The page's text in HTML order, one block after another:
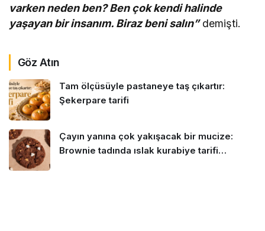
varken neden ben? Ben çok kendi halinde
yaşayan bir insanım. Biraz beni salın”demişti.
Göz Atın
Tam ölçüsüyle pastaneye taş çıkartır:
Şekerpare tarifi
Çayın yanına çok yakışacak bir mucize:
Brownie tadında ıslak kurabiye tarifi…